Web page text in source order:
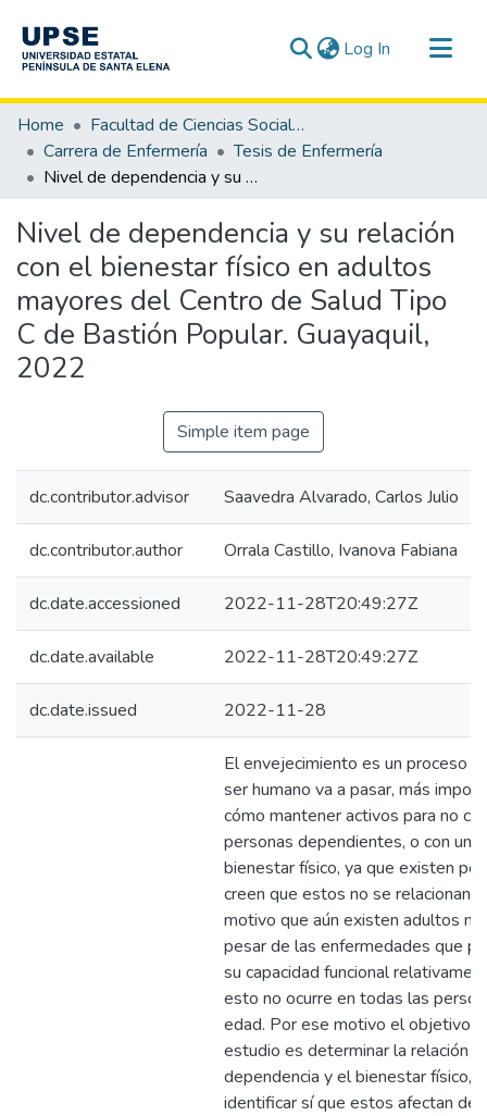
Log In (current)
Communities & Collections
All of DSpace
Statistics
Home
Facultad de Ciencias Sociales y de la Salud
Carrera de Enfermería
Tesis de Enfermería
Nivel de dependencia y su relación con el bienestar físico en adultos mayores del Centro de Salud Tipo C de Bastión Popular. Guayaquil, 2022
Nivel de dependencia y su relación
con el bienestar físico en adultos
mayores del Centro de Salud Tipo
C de Bastión Popular. Guayaquil,
2022
Simple item page
dc.contributor.advisor Saavedra Alvarado, Carlos Julio
dc.contributor.author Orrala Castillo, Ivanova Fabiana
dc.date.accessioned 2022-11-28T20:49:27Z
dc.date.available 2022-11-28T20:49:27Z
dc.date.issued 2022-11-28
El envejecimiento es un proceso
ser humano va a pasar, más
cómo mantener activos para no
personas dependientes, o con un
bienestar físico, ya que existen
creen que estos no se relacionan
motivo que aún existen adultos
pesar de las enfermedades que
su capacidad funcional
esto no ocurre en todas las
edad. Por ese motivo el objetivo
estudio es determinar la relación
dependencia y el bienestar físico,
identificar sí que estos afectan de